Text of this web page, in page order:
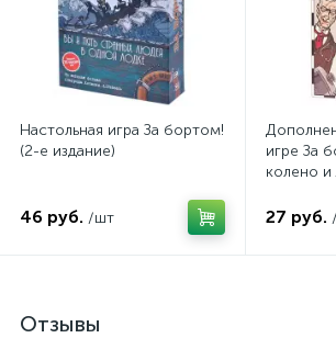
Настольная игра За бортом!
(2-е издание)
46 руб. /шт
игре За
колено
27 руб.
Отзывы